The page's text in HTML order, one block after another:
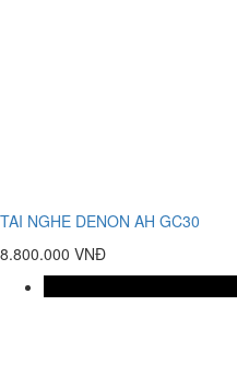
TAI NGHE DENON AH GC30
8.800.000 VNĐ